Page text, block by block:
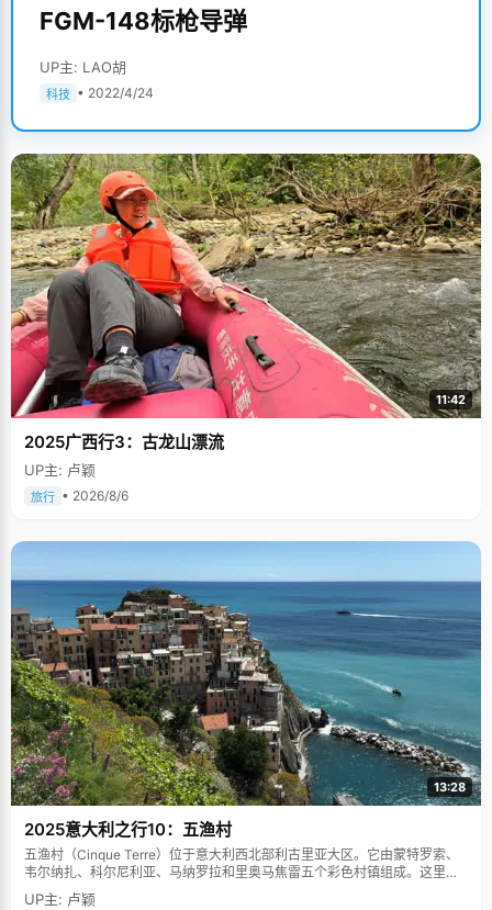
FGM-148标枪导弹
UP主: LAO胡
科技 • 2022/4/24
11:42
2025广西行3：古龙山漂流
UP主: 卢颖
旅行 • 2026/8/6
13:28
2025意大利之行10：五渔村
五渔村（Cinque Terre）位于意大利西北部利古里亚大区。它由蒙特罗索、
韦尔纳扎、科尔尼利亚、马纳罗拉和里奥马焦雷五个彩色村镇组成。这里依
山傍海，房屋色彩斑斓，1997年被列为世界文化遗产。
UP主: 卢颖